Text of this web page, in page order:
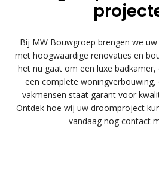
Bij MW Bouwgroep brengen we
met hoogwaardige renovaties en
het nu gaat om een luxe
een complete
vakmensen staat garant voor
Ontdek hoe wij uw droomproject
vandaag nog contact